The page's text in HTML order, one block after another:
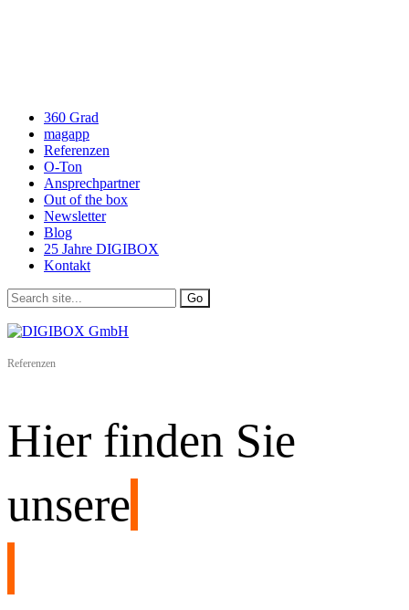
360 Grad
magapp
Referenzen
O-Ton
Ansprechpartner
Out of the box
Newsletter
Blog
25 Jahre DIGIBOX
Kontakt
Referenzen
Hier finden Sie
unsere